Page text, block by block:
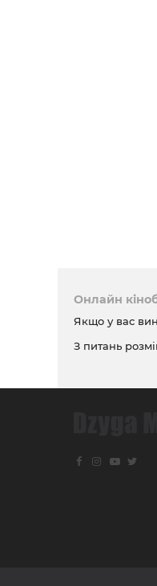
Онлайн
Якщо у вас
З питань